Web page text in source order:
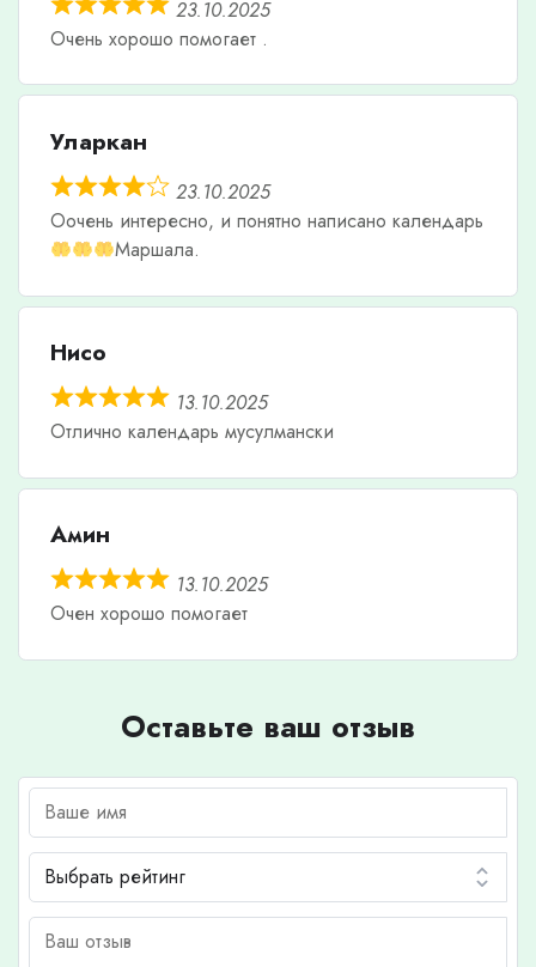
23.10.2025
Очень хорошо помогает .
Уларкан
23.10.2025
Оочень интересно, и понятно написано календарь
Маршала.
Нисо
13.10.2025
Отлично календарь мусулмански
Амин
13.10.2025
Очен хорошо помогает
Оставьте ваш отзыв